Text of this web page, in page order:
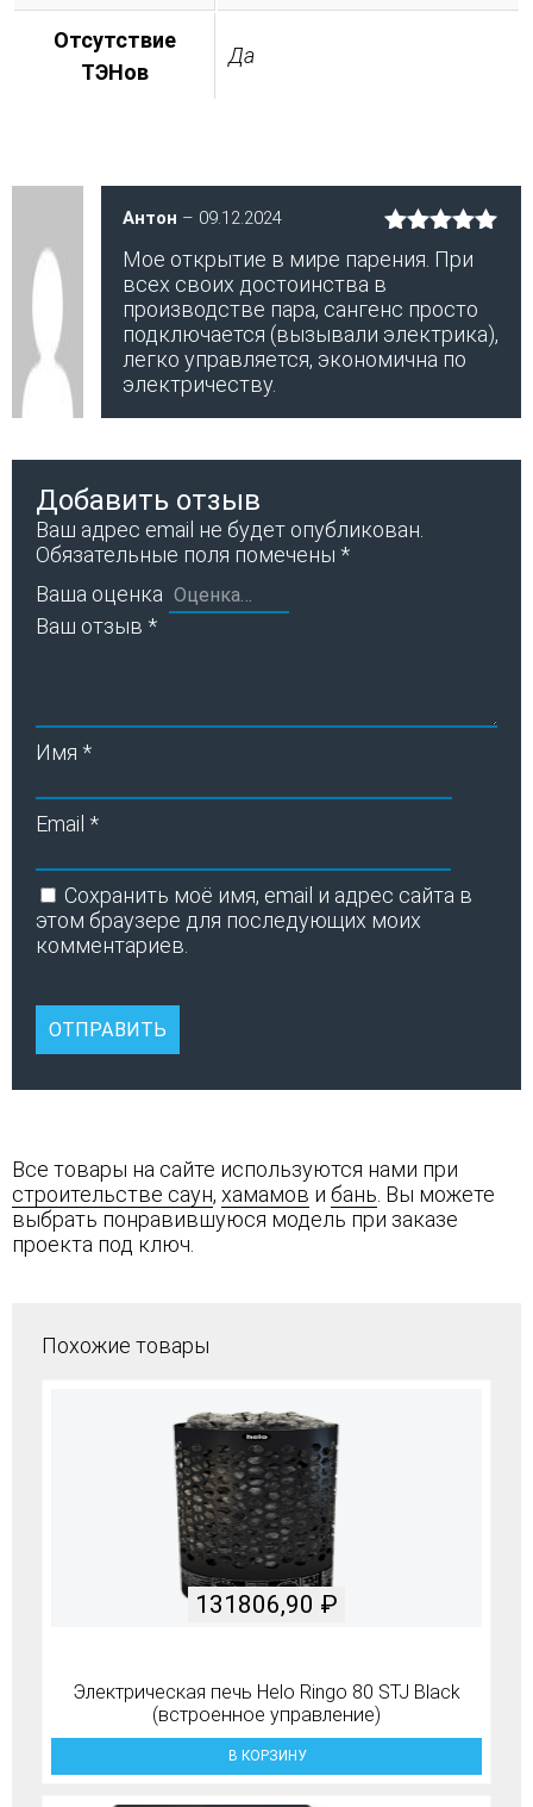
Отсутствие
ТЭНов
Да
Оценка 5
из 5
Антон – 09.12.2024
Мое открытие в мире парения. При
всех своих достоинства в
производстве пара, сангенс просто
подключается (вызывали электрика),
легко управляется, экономична по
электричеству.
Добавить отзыв
Ваш адрес email не будет опубликован.
Обязательные поля помечены *
Ваша оценка
Ваш отзыв *
Имя *
Email *
Сохранить моё имя, email и адрес сайта в
этом браузере для последующих моих
комментариев.
Все товары на сайте используются нами при
строительстве саун, хамамов и бань . Вы можете
выбрать понравившуюся модель при заказе
проекта под ключ.
Похожие товары
Электрическая печь Helo Ringo 80 STJ Black
(встроенное управление)
131806,90 ₽
В КОРЗИНУ